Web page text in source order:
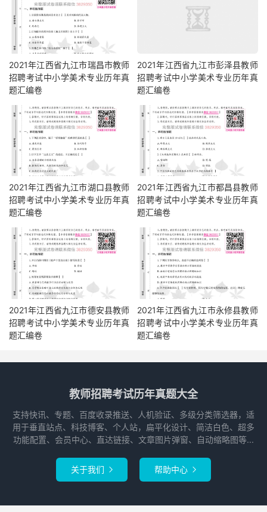
2021年江西省九江市瑞昌市教师
招聘考试中小学美术专业历年真
题汇编卷
2021年江西省九江市彭泽县教师
招聘考试中小学美术专业历年真
题汇编卷
2021年江西省九江市湖口县教师
招聘考试中小学美术专业历年真
题汇编卷
2021年江西省九江市都昌县教师
招聘考试中小学美术专业历年真
题汇编卷
2021年江西省九江市德安县教师
招聘考试中小学美术专业历年真
题汇编卷
2021年江西省九江市永修县教师
招聘考试中小学美术专业历年真
题汇编卷
教师招聘考试历年真题大全
支持快讯、专题、百度收录推送、人机验证、多级分类筛选器，适
用于垂直站点、科技博客、个人站，扁平化设计、简洁白色、超多
功能配置、会员中心、直达链接、文章图片弹窗、自动缩略图等...
关于我们  帮助中心 